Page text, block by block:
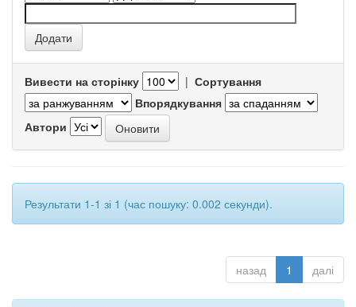
Вивести на сторінку | Сортування
Впорядкування
Автори
Результати 1-1 зі 1 (час пошуку: 0.002 секунди).
назад 1 далі